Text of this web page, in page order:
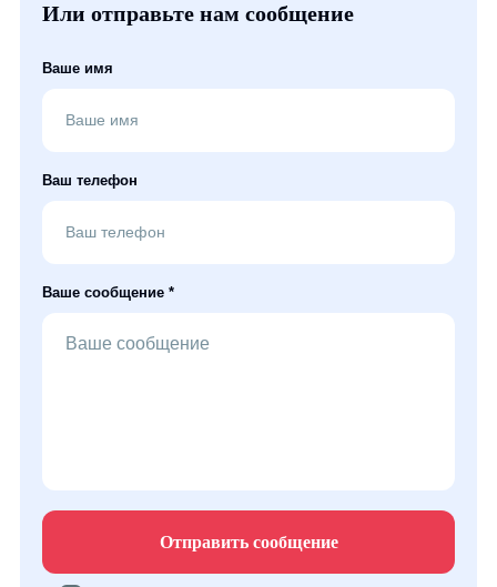
Или отправьте нам сообщение
Ваше имя
Ваш телефон
Ваше сообщение *
Отправить сообщение